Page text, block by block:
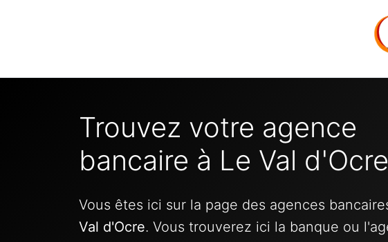
Trouvez votre agence
bancaire à Le Val d'Ocre
Vous êtes ici sur la page des agences
Val d'Ocre. Vous trouverez ici la banque ou